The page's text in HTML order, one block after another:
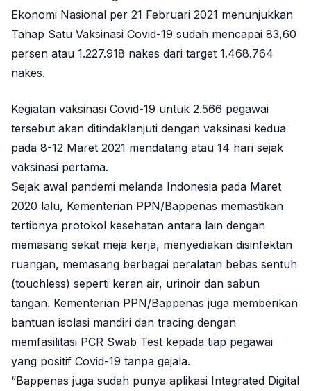
Ekonomi Nasional per 21 Februari 2021 menunjukkan
Tahap Satu Vaksinasi Covid-19 sudah mencapai 83,60
persen atau 1.227.918 nakes dari target 1.468.764
nakes.
Kegiatan vaksinasi Covid-19 untuk 2.566 pegawai
tersebut akan ditindaklanjuti dengan vaksinasi kedua
pada 8-12 Maret 2021 mendatang atau 14 hari sejak
vaksinasi pertama.
Sejak awal pandemi melanda Indonesia pada Maret
2020 lalu, Kementerian PPN/Bappenas memastikan
tertibnya protokol kesehatan antara lain dengan
memasang sekat meja kerja, menyediakan disinfektan
ruangan, memasang berbagai peralatan bebas sentuh
(touchless) seperti keran air, urinoir dan sabun
tangan. Kementerian PPN/Bappenas juga memberikan
bantuan isolasi mandiri dan tracing dengan
memfasilitasi PCR Swab Test kepada tiap pegawai
yang positif Covid-19 tanpa gejala.
“Bappenas juga sudah punya aplikasi Integrated Digital